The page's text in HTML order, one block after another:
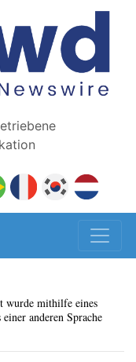
wurde mithilfe eines
anderen Sprache